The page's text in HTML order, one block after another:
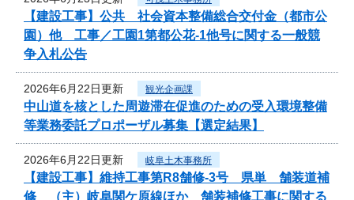
【建設工事】公共 社会資本整備総合交付金（都市公
園）他 工事／工園1第都公花-1他号に関する一般競
争入札公告
2026年6月22日更新 観光企画課
中山道を核とした周遊滞在促進のための受入環境整備
等業務委託プロポーザル募集【選定結果】
2026年6月22日更新 岐阜土木事務所
【建設工事】維持工事第R8舗修-3号 県単 舗装道補
修 （主）岐阜関ケ原線ほか 舗装補修工事に関する